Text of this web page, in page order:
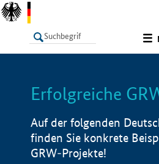
LISTE
Erfolgreiche
Auf der folgenden
finden Sie konkrete
GRW-Projekte!